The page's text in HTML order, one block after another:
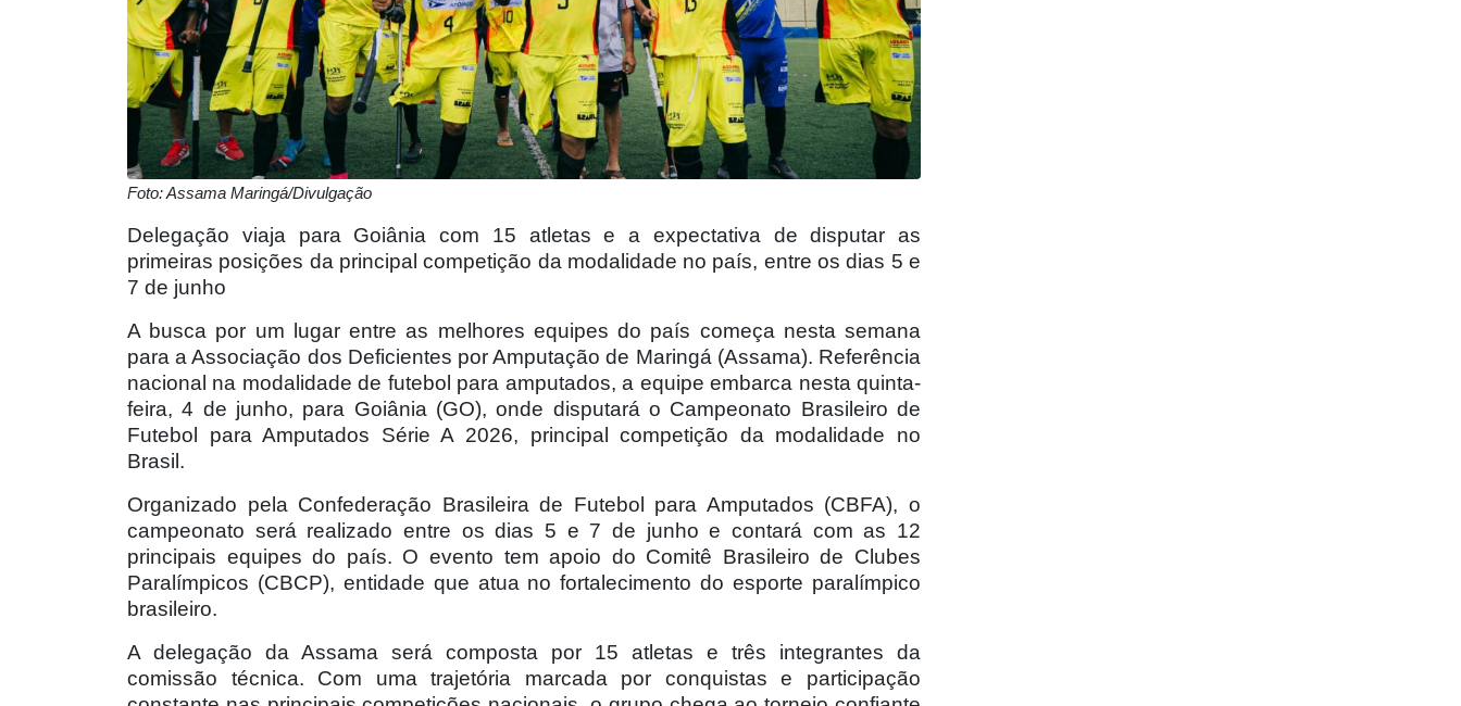
Foto: Assama Maringá/Divulgação
Delegação viaja para Goiânia com 15 atletas e a expectativa de disputar as
primeiras posições da principal competição da modalidade no país, entre os dias 5 e
7 de junho
A busca por um lugar entre as melhores equipes do país começa nesta semana
para a Associação dos Deficientes por Amputação de Maringá (Assama). Referência
nacional na modalidade de futebol para amputados, a equipe embarca nesta quinta-
feira, 4 de junho, para Goiânia (GO), onde disputará o Campeonato Brasileiro de
Futebol para Amputados Série A 2026, principal competição da modalidade no
Brasil.
Organizado pela Confederação Brasileira de Futebol para Amputados (CBFA), o
campeonato será realizado entre os dias 5 e 7 de junho e contará com as 12
principais equipes do país. O evento tem apoio do Comitê Brasileiro de Clubes
Paralímpicos (CBCP), entidade que atua no fortalecimento do esporte paralímpico
brasileiro.
A delegação da Assama será composta por 15 atletas e três integrantes da
comissão técnica. Com uma trajetória marcada por conquistas e participação